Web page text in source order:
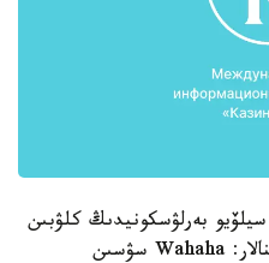
سيلۆيو بەرلۋسكونيدىڭ كلۋبىن
ساتىپ الۋعا باستى ۇمىتكەرلەر مىنالار: Wahaha سۋسىن